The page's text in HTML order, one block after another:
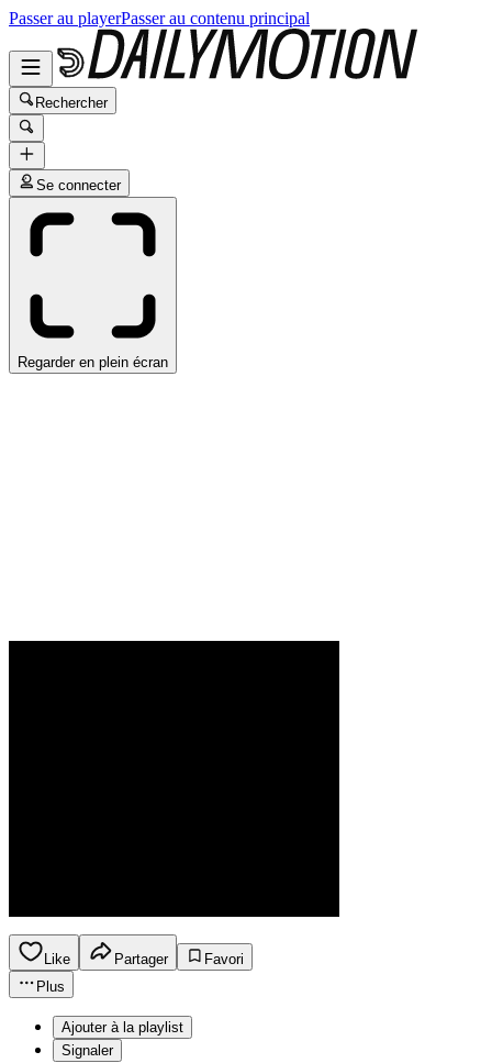
Passer au playerPasser au contenu principal
Rechercher
Se connecter
Regarder en plein écran
Like Partager
Favori
Plus
Ajouter à la playlist
Signaler